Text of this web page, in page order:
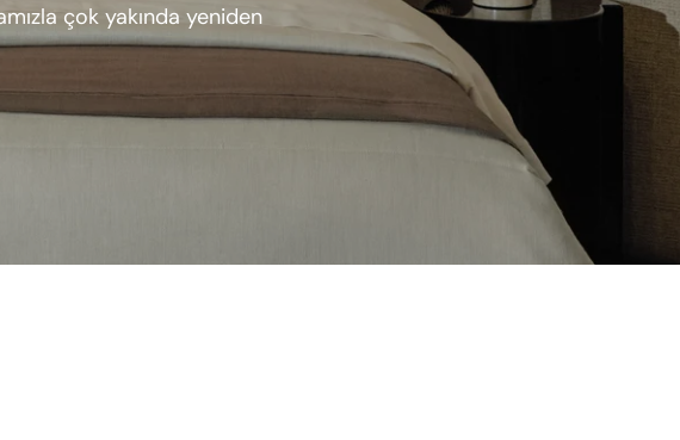
çok yakında yeniden